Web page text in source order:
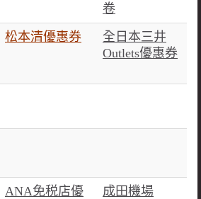
卷
松本清優惠券
全日本三井
Outlets優惠券
ANA免税店優
成田機場